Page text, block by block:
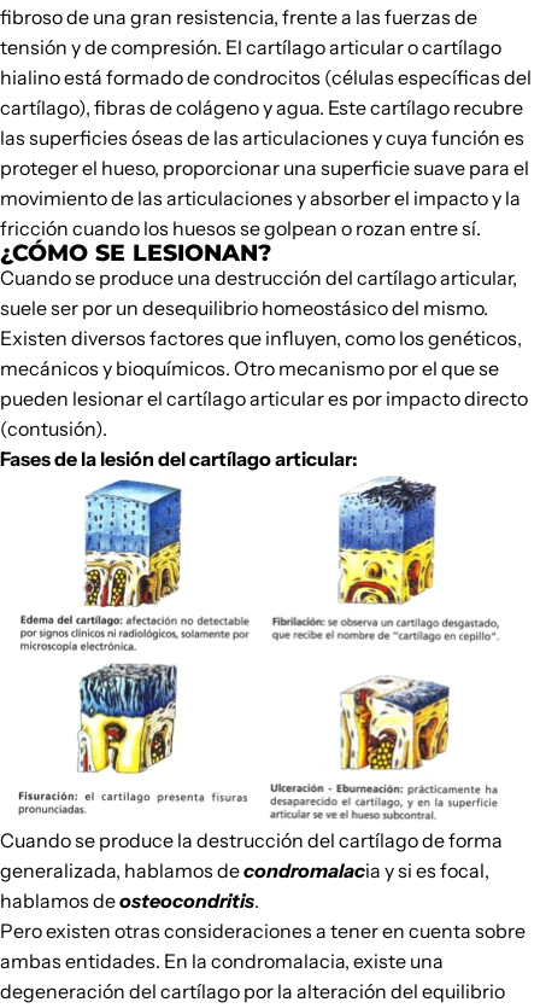
fibroso de una gran resistencia, frente a las fuerzas de
tensión y de compresión. El cartílago articular o cartílago
hialino está formado de condrocitos (células específicas del
cartílago), fibras de colágeno y agua. Este cartílago recubre
las superficies óseas de las articulaciones y cuya función es
proteger el hueso, proporcionar una superficie suave para el
movimiento de las articulaciones y absorber el impacto y la
fricción cuando los huesos se golpean o rozan entre sí.
¿CÓMO SE LESIONAN?
Cuando se produce una destrucción del cartílago articular,
suele ser por un desequilibrio homeostásico del mismo.
Existen diversos factores que influyen, como los genéticos,
mecánicos y bioquímicos. Otro mecanismo por el que se
pueden lesionar el cartílago articular es por impacto directo
(contusión).
Fases de la lesión del cartílago articular:
Cuando se produce la destrucción del cartílago de forma
generalizada, hablamos decondromalacia y si es focal,
hablamos deosteocondritis.
Pero existen otras consideraciones a tener en cuenta sobre
ambas entidades. En la condromalacia, existe una
degeneración del cartílago por la alteración del equilibrio